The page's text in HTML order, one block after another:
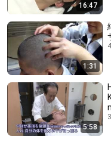
16:47
1:31
5:58